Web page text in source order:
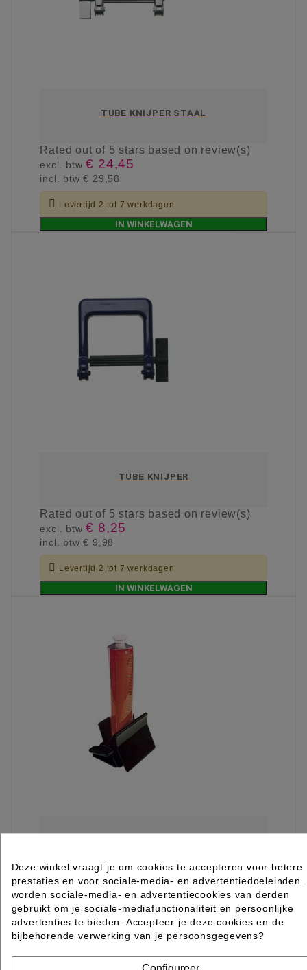
TUBE KNIJPER STAAL
Ratedout of 5 stars based on review(s)
excl. btw€ 24,45
incl. btw€ 29,58
 Levertijd 2 tot 7 werkdagen
IN WINKELWAGEN
TUBE KNIJPER
Ratedout of 5 stars based on review(s)
excl. btw€ 8,25
incl. btw€ 9,98
 Levertijd 2 tot 7 werkdagen
IN WINKELWAGEN
Rated out of 5 stars based onreview(s)
excl. btw € 5,65
incl. btw € 6,84
Levertijd 2 tot 7 werkdagen
Item 1-3 van 3 in totaal item(s)
Deze winkel vraagt je om cookies te accepteren voor betere
prestaties en voor sociale-media- en advertentiedoeleinden.
worden sociale-media- en advertentiecookies van derden
gebruikt om je sociale-mediafunctionaliteit en persoonlijke
advertenties te bieden. Accepteer je deze cookies en de
bijbehorende verwerking van je persoonsgegevens?